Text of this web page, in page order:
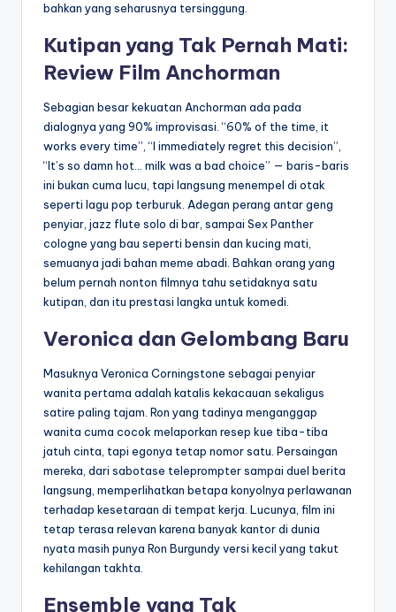
bahkan yang seharusnya tersinggung.
Kutipan yang Tak Pernah Mati:
Review Film Anchorman
Sebagian besar kekuatan Anchorman ada pada
dialognya yang 90% improvisasi. “60% of the time, it
works every time”, “I immediately regret this decision”,
“It’s so damn hot… milk was a bad choice” — baris-baris
ini bukan cuma lucu, tapi langsung menempel di otak
seperti lagu pop terburuk. Adegan perang antar geng
penyiar, jazz flute solo di bar, sampai Sex Panther
cologne yang bau seperti bensin dan kucing mati,
semuanya jadi bahan meme abadi. Bahkan orang yang
belum pernah nonton filmnya tahu setidaknya satu
kutipan, dan itu prestasi langka untuk komedi.
Veronica dan Gelombang Baru
Masuknya Veronica Corningstone sebagai penyiar
wanita pertama adalah katalis kekacauan sekaligus
satire paling tajam. Ron yang tadinya menganggap
wanita cuma cocok melaporkan resep kue tiba-tiba
jatuh cinta, tapi egonya tetap nomor satu. Persaingan
mereka, dari sabotase teleprompter sampai duel berita
langsung, memperlihatkan betapa konyolnya perlawanan
terhadap kesetaraan di tempat kerja. Lucunya, film ini
tetap terasa relevan karena banyak kantor di dunia
nyata masih punya Ron Burgundy versi kecil yang takut
kehilangan takhta.
Ensemble yang Tak